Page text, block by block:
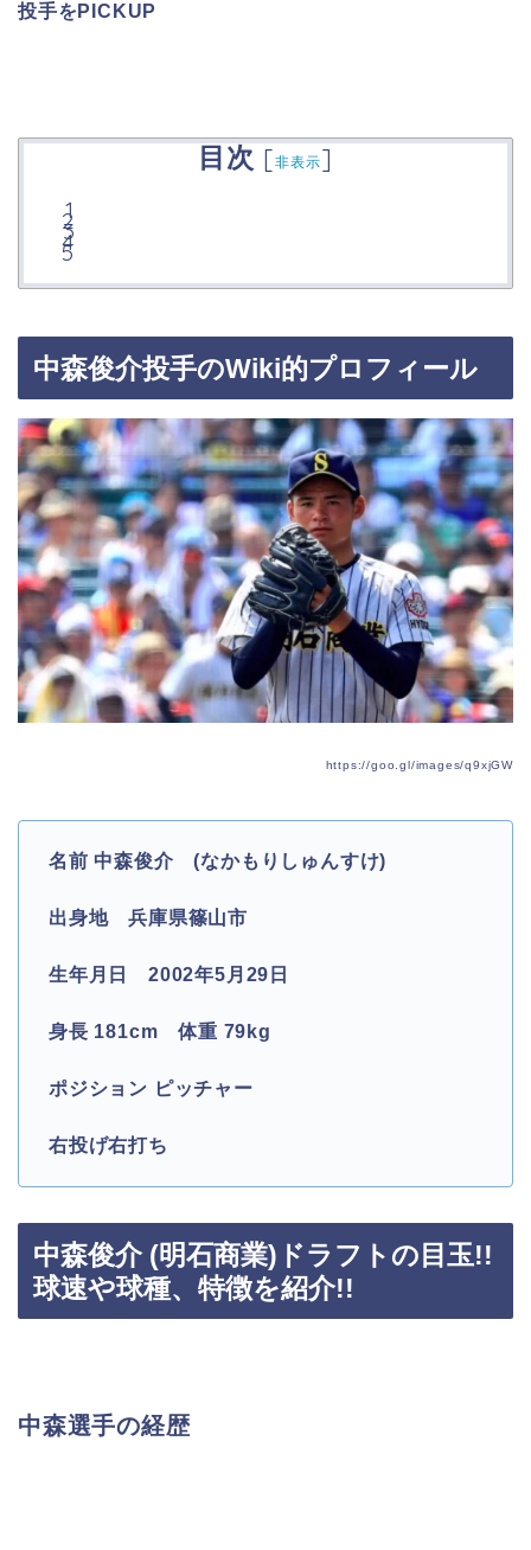
投手をPICKUP
目次 [非表示]
中森俊介投手のWiki的プロフィール
https://goo.gl/images/q9xjGW
名前 中森俊介 (なかもりしゅんすけ)
出身地兵庫県篠山市
生年月日 2002年5月29日
身長 181cm体重 79kg
ポジション ピッチャー
右投げ右打ち
中森俊介 (明石商業)ドラフトの目玉!!
球速や球種、特徴を紹介!!
中森選手の経歴